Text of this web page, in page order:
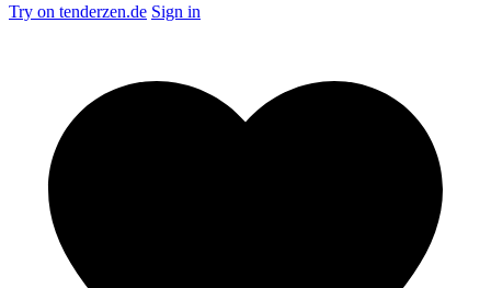
Try on tenderzen.de Sign in